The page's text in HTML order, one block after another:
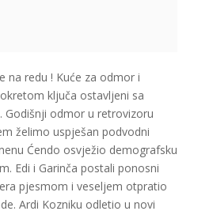
na redu ! Kuće za odmor i
ključa ostavljeni sa
Godišnji odmor u retrovizoru
želimo uspješan podvodni
Ćendo osvježio demografsku
Edi i Garinča postali ponosni
pjesmom i veseljem otpratio
Ardi Kozniku odletio u novi